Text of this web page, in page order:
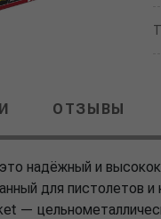
ОТЗЫВЫ
надёжный и
для пистолетов
—